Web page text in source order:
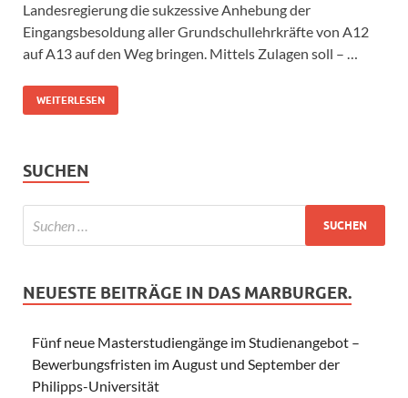
Landesregierung die sukzessive Anhebung der
Eingangsbesoldung aller Grundschullehrkräfte von A12
auf A13 auf den Weg bringen. Mittels Zulagen soll – …
WEITERLESEN
SUCHEN
NEUESTE BEITRÄGE IN DAS MARBURGER.
Fünf neue Masterstudiengänge im Studienangebot –
Bewerbungsfristen im August und September der
Philipps-Universität